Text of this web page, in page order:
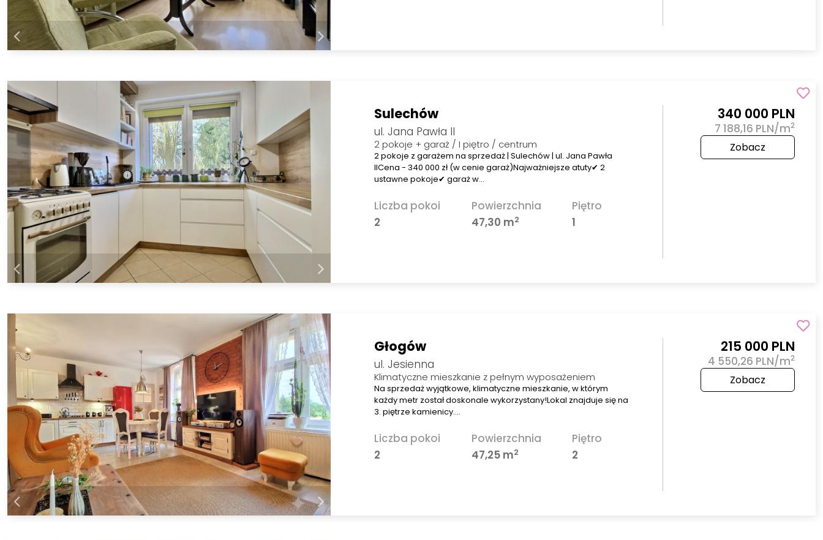
Sulechów
ul. Jana Pawła II
2 pokoje + garaż / I piętro / centrum
2 pokoje z garażem na sprzedaż | Sulechów | ul. Jana Pawła
IICena - 340 000 zł (w cenie garaż)Najważniejsze atuty✔ 2
ustawne pokoje✔ garaż w…
Liczba pokoi
2
Powierzchnia
47,30 m2
Piętro
1
340 000 PLN
7 188,16 PLN/m2
Zobacz
Głogów
ul. Jesienna
Klimatyczne mieszkanie z pełnym wyposażeniem
Na sprzedaż wyjątkowe, klimatyczne mieszkanie, w którym
każdy metr został doskonale wykorzystany!Lokal znajduje się na
3. piętrze kamienicy.…
Liczba pokoi
2
Powierzchnia
47,25 m2
Piętro
2
215 000 PLN
4 550,26 PLN/m2
Zobacz